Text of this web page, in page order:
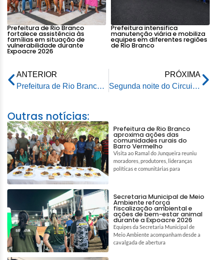
Prefeitura de Rio Branco
fortalece assistência às
famílias em situação de
vulnerabilidade durante
Expoacre 2026
Prefeitura intensifica
manutenção viária e mobiliza
equipes em diferentes regiões
de Rio Branco
ANTERIOR
Prefeitura de Rio Branco realiza obras no Ramal do Amor depois de anos de descaso
PRÓXIMA
Segunda noite do Circuito Junino promovido pela prefeitura é sucesso de público e organização
Outras notícias:
Prefeitura de Rio Branco
aproxima ações das
comunidades rurais do
Barro Vermelho
Visita ao Ramal do Junqueira reuniu
moradores, produtores, lideranças
políticas e comunitárias para
Secretaria Municipal de Meio
Ambiente reforça
fiscalização ambiental e
ações de bem-estar animal
durante a Expoacre 2026
Equipes da Secretaria Municipal de
Meio Ambiente acompanham desde a
cavalgada de abertura